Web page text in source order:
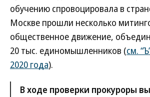
обучению спровоцировала в
Москве прошли несколько
общественное движение,
20 тыс. единомышленников (см.
2020 года).
В ходе проверки прокуроры